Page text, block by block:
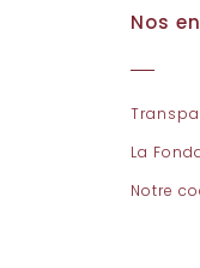
Nos
La
Notre